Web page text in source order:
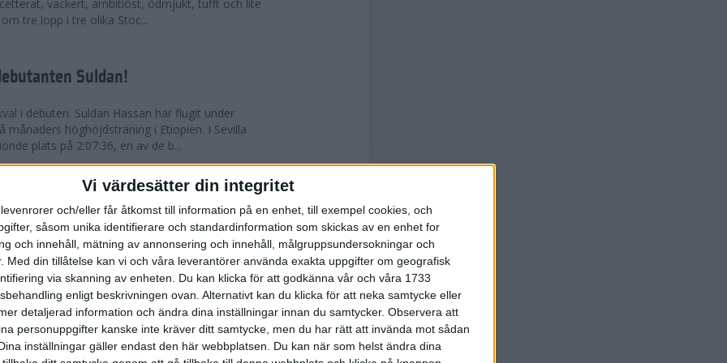
Vi värdesätter din integritet
och/eller får åtkomst till information på en enhet, till exempel cookies, och
såsom unika identifierare och standardinformation som skickas av en enhet for
och innehåll, mätning av annonsering och innehåll, målgruppsundersokningar och
Med din tillåtelse kan vi och våra leverantörer använda exakta uppgifter om geografisk
via skanning av enheten. Du kan klicka för att godkänna vår och våra 1733
enligt beskrivningen ovan. Alternativt kan du klicka för att neka samtycke eller
detaljerad information och ändra dina inställningar innan du samtycker. Observera att
personuppgifter kanske inte kräver ditt samtycke, men du har rätt att invända mot sådan
inställningar gäller endast den här webbplatsen. Du kan när som helst ändra dina
vackert, ambitiöst, ödmjukt, tufft och lite
tre lopp i tre olika Stoc...
Suldan!
i debuten. Suldan Hassan har flugit under
månaders höghöjdsträning i Etiopien. I Sevilla
plats på 2:07:36, en av de b...
Marathon utvecklades till den mest
maratons historia. Suldan Hassan
rekord, 2:07:36. Även Carolina Wikström klarade
utmanande intervaller på skidor